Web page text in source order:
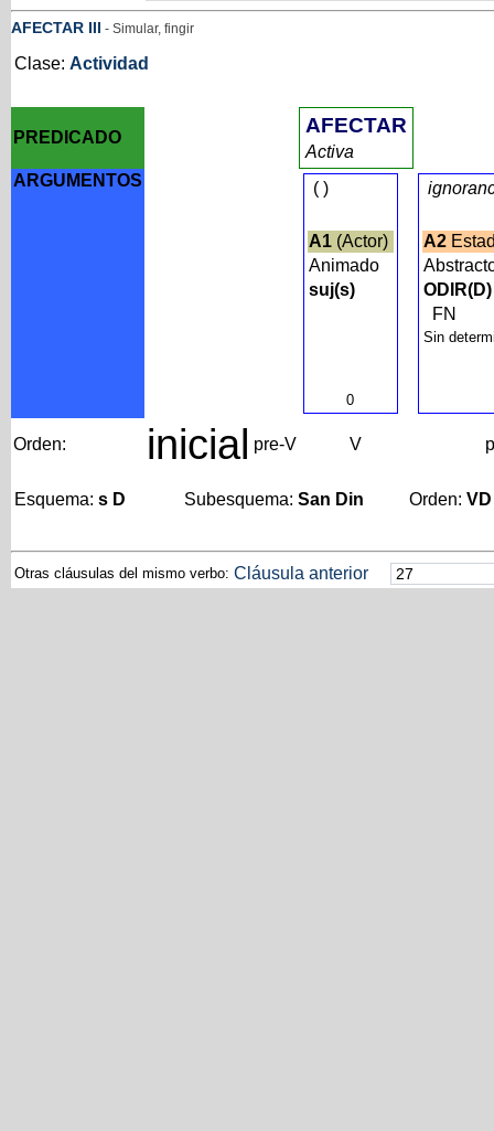
AFECTAR III - Simular, fingir
Clase: Actividad
PREDICADO
AFECTAR
Activa
ARGUMENTOS
()
A1(Actor)
Animado
suj(s)
0
A2
ODIR(D)
FN
Sin
Orden: inicial pre-V V
Esquema: s D Subesquema: San Din Orden: VD
Otras cláusulas del mismo verbo: Cláusula anterior